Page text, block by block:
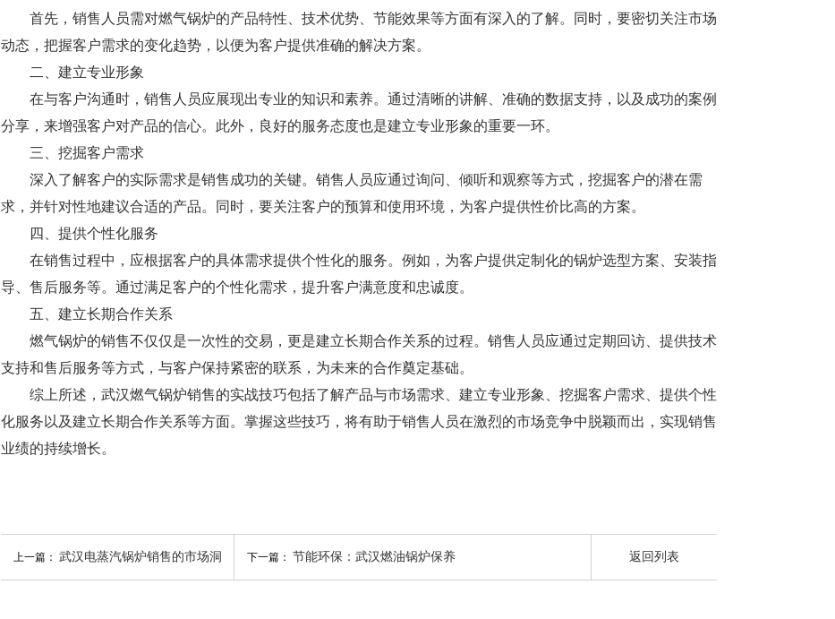
首先，销售人员需对燃气锅炉的产品特性、技术优势、节能效果等方面有深入的了解。同时，要密切关注市场
动态，把握客户需求的变化趋势，以便为客户提供准确的解决方案。
二、建立专业形象
在与客户沟通时，销售人员应展现出专业的知识和素养。通过清晰的讲解、准确的数据支持，以及成功的案例
分享，来增强客户对产品的信心。此外，良好的服务态度也是建立专业形象的重要一环。
三、挖掘客户需求
深入了解客户的实际需求是销售成功的关键。销售人员应通过询问、倾听和观察等方式，挖掘客户的潜在需
求，并针对性地建议合适的产品。同时，要关注客户的预算和使用环境，为客户提供性价比高的方案。
四、提供个性化服务
在销售过程中，应根据客户的具体需求提供个性化的服务。例如，为客户提供定制化的锅炉选型方案、安装指
导、售后服务等。通过满足客户的个性化需求，提升客户满意度和忠诚度。
五、建立长期合作关系
燃气锅炉的销售不仅仅是一次性的交易，更是建立长期合作关系的过程。销售人员应通过定期回访、提供技术
支持和售后服务等方式，与客户保持紧密的联系，为未来的合作奠定基础。
综上所述，武汉燃气锅炉销售的实战技巧包括了解产品与市场需求、建立专业形象、挖掘客户需求、提供个性
化服务以及建立长期合作关系等方面。掌握这些技巧，将有助于销售人员在激烈的市场竞争中脱颖而出，实现销售
业绩的持续增长。
上一篇： 武汉电蒸汽锅炉销售的市场洞 下一篇： 节能环保：武汉燃油锅炉保养 返回列表